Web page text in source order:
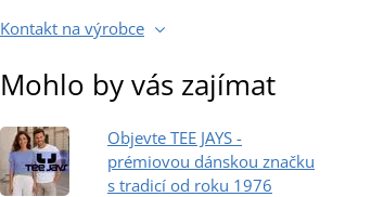
Kontakt na výrobce
Mohlo by vás zajímat
Objevte TEE JAYS -
prémiovou dánskou značku
s tradicí od roku 1976